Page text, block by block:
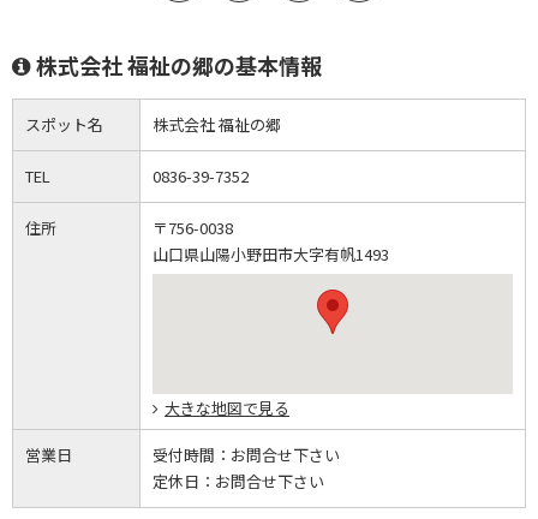
株式会社 福祉の郷の基本情報
スポット名 株式会社 福祉の郷
TEL 0836-39-7352
住所
〒756-0038
山口県山陽小野田市大字有帆1493
大きな地図で見る
営業日 受付時間： お問合せ下さい
定休日： お問合せ下さい